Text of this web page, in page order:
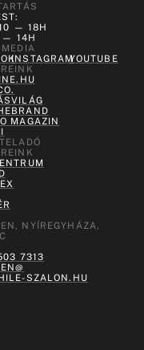
— 18H
— 14H
INSTAGRAMYOUTUBE
MAGAZIN
NYÍREGYHÁZA,
7313
SZALON.HU